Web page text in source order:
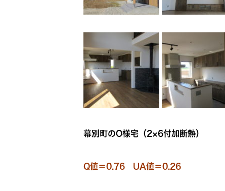
幕別町のO様宅（2×6付加断熱）
Q値＝0.76 UA値＝0.26